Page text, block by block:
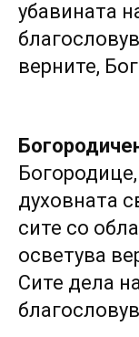
убавината
верните,
духовната
сите со
осветува
Сите дела